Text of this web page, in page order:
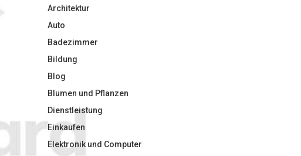
Architektur
Auto
Badezimmer
Bildung
Blog
Blumen und Pflanzen
Dienstleistung
Einkaufen
Elektronik und Computer